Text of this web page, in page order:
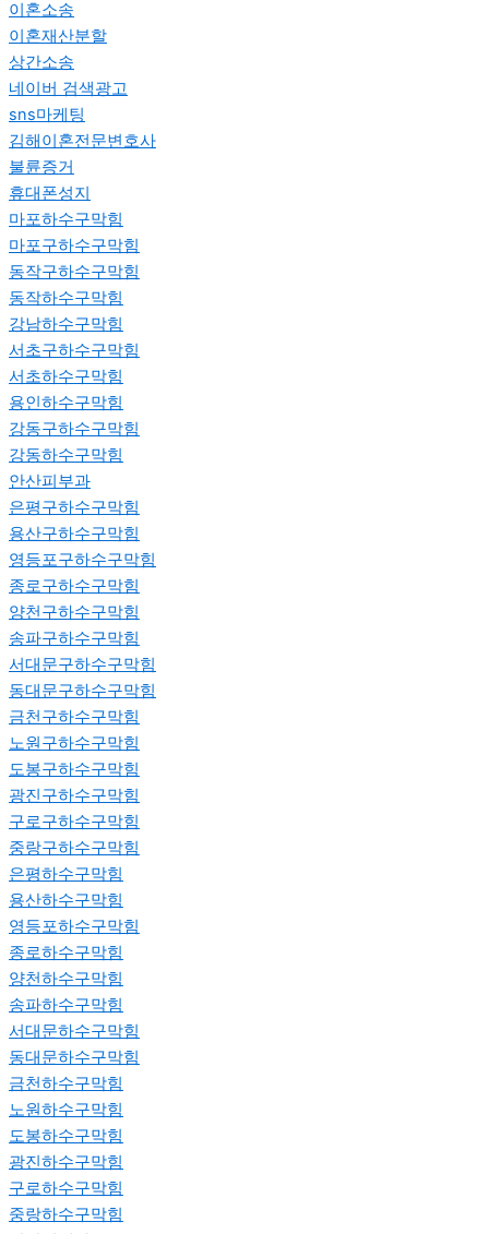
이혼소송
이혼재산분할
상간소송
네이버 검색광고
sns마케팅
김해이혼전문변호사
불륜증거
휴대폰성지
마포하수구막힘
마포구하수구막힘
동작구하수구막힘
동작하수구막힘
강남하수구막힘
서초구하수구막힘
서초하수구막힘
용인하수구막힘
강동구하수구막힘
강동하수구막힘
안산피부과
은평구하수구막힘
용산구하수구막힘
영등포구하수구막힘
종로구하수구막힘
양천구하수구막힘
송파구하수구막힘
서대문구하수구막힘
동대문구하수구막힘
금천구하수구막힘
노원구하수구막힘
도봉구하수구막힘
광진구하수구막힘
구로구하수구막힘
중랑구하수구막힘
은평하수구막힘
용산하수구막힘
영등포하수구막힘
종로하수구막힘
양천하수구막힘
송파하수구막힘
서대문하수구막힘
동대문하수구막힘
금천하수구막힘
노원하수구막힘
도봉하수구막힘
광진하수구막힘
구로하수구막힘
중랑하수구막힘